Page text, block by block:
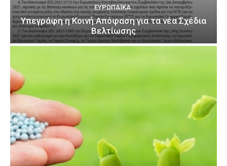
ΕΥΡΩΠΑΪΚΆ
Υπεγράφη η Κοινή Απόφαση για τα νέα Σχέδια
Βελτίωσης